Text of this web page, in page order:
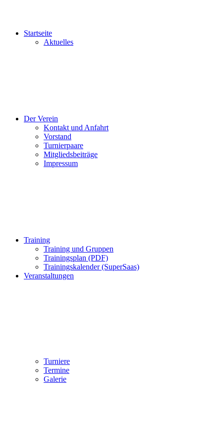
Startseite
Aktuelles
Der Verein
Kontakt und Anfahrt
Vorstand
Turnierpaare
Mitgliedsbeiträge
Impressum
Training
Training und Gruppen
Trainingsplan (PDF)
Trainingskalender (SuperSaas)
Veranstaltungen
Turniere
Termine
Galerie